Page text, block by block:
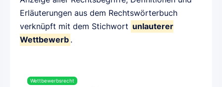
Erläuterungen aus dem Rechtswörterbuch
verknüpft mit dem Stichwort unlauterer
Wettbewerb .
Wettbewerbsrecht